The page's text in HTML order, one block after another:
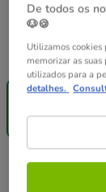
Tamanho:S
-40% na 2ª
un.
19.99€
Preço 19.99€
19.99€
De todos os
🐶🍪
Utilizamos cookies
memorizar as
utilizados para a
detalhes.